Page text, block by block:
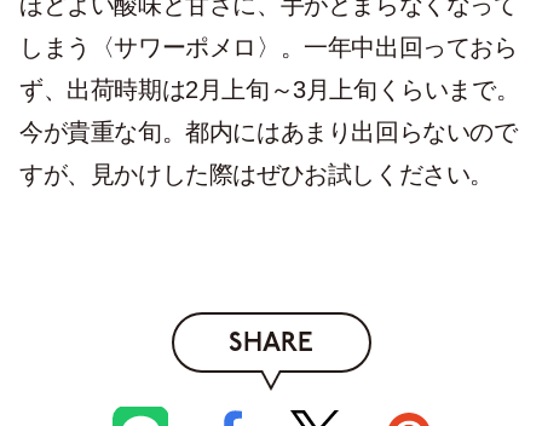
しまう〈サワーポメロ〉。一年中出回っておら
ず、出荷時期は2月上旬～3月上旬くらいまで。
今が貴重な旬。都内にはあまり出回らないので
すが、見かけした際はぜひお試しください。
SHARE